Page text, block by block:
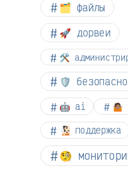
🗂️ файлы
🚀 дорвеи
🛠️
🛡️
🤖 ai
🧏🏻 поддержка
🧐